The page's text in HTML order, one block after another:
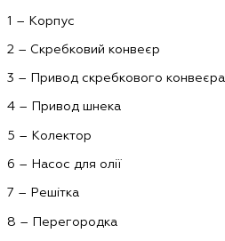
1 – Корпус
2 – Скребковий конвеєр
3 – Привод скребкового конвеєра
4 – Привод шнека
5 – Колектор
6 – Насос для олії
7 – Решітка
8 – Перегородка